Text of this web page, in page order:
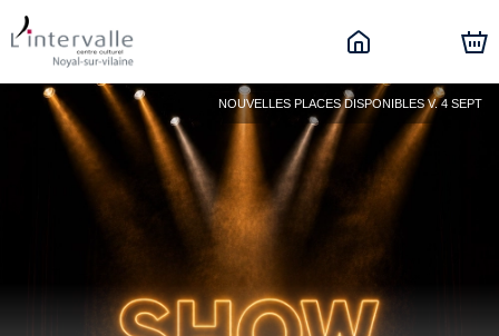
NOUVELLES PLACES DISPONIBLES V. 4 SEPT